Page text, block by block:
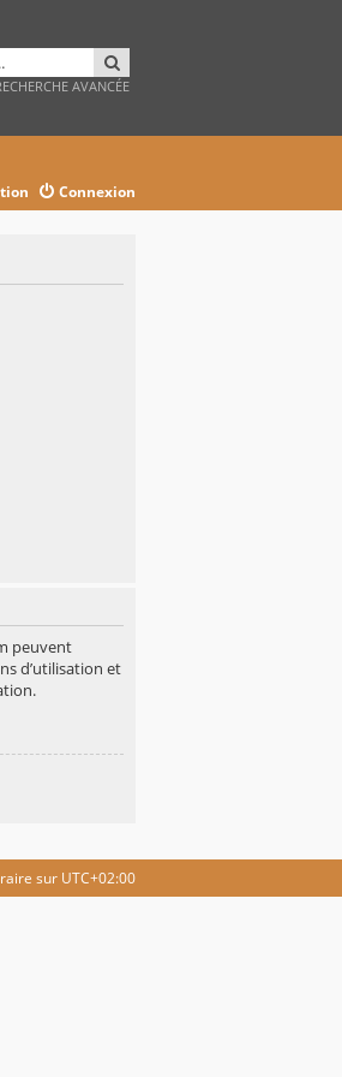
AVANCÉE
Connexion
peuvent
d’utilisation et
sur UTC+02:00